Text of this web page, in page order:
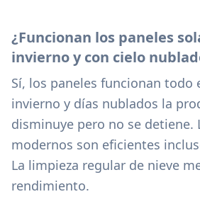
¿Funcionan los paneles
invierno y con cielo
Sí, los paneles funcionan todo
invierno y días nublados la
disminuye pero no se detiene.
modernos son eficientes
La limpieza regular de nieve
rendimiento.